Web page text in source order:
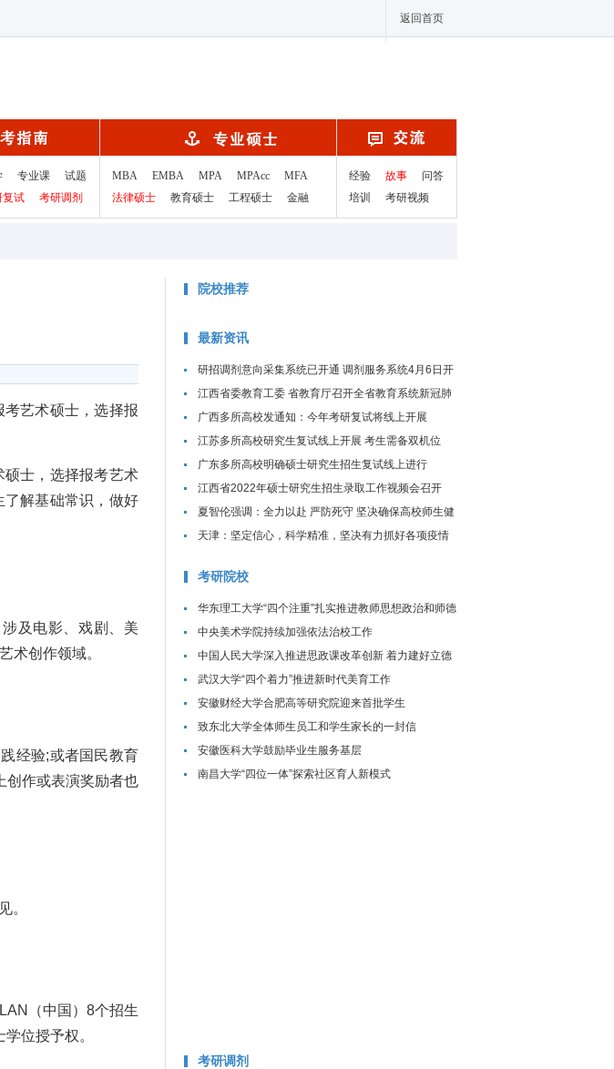
返回首页
专业课
试题
复试 考研调剂
MBA EMBA MPA MPAcc
MFA
法律硕士
教育硕士 工程硕士 金融
经验 故事
问答
培训
考研视频
艺术硕士，选择报
士，选择报考艺术
解基础常识，做好
及电影、戏剧、美
术创作领域。
经验;或者国民教育
创作或表演奖励者也
。
（中国）8个招生
位授予权。
院校推荐
最新资讯
研招调剂意向采集系统已开通 调剂服务系统4月6日开
通
江西省委教育工委 省教育厅召开全省教育系统新冠肺
炎疫情防控工作视频调度会议
广西多所高校发通知：今年考研复试将线上开展
江苏多所高校研究生复试线上开展 考生需备双机位
广东多所高校明确硕士研究生招生复试线上进行
江西省2022年硕士研究生招生录取工作视频会召开
夏智伦强调：全力以赴 严防死守 坚决确保高校师生健
康、校园平安
天津：坚定信心，科学精准，坚决有力抓好各项疫情
考研院校
华东理工大学“四个注重”扎实推进教师思想政治和师德
师风建设工作
中央美术学院持续加强依法治校工作
中国人民大学深入推进思政课改革创新 着力建好立德
树人关键课程
武汉大学“四个着力”推进新时代美育工作
安徽财经大学合肥高等研究院迎来首批学生
致东北大学全体师生员工和学生家长的一封信
安徽医科大学鼓励毕业生服务基层
南昌大学“四位一体”探索社区育人新模式
考研调剂